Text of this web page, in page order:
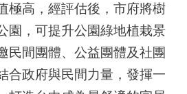
極高，經評估後，市府將樹
園，可提升公園綠地植栽景
民間團體、公益團體及社團
合政府與民間力量，發揮一